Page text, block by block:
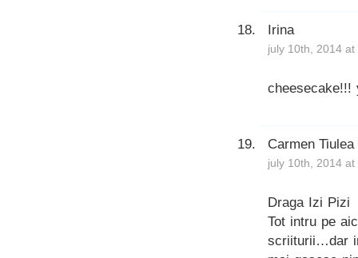
Irina
july 10th, 2014
cheesecake!!!
Carmen Tiulea
july 10th, 2014 at
Draga Izi Pizi
Tot intru pe
scriiturii…dar